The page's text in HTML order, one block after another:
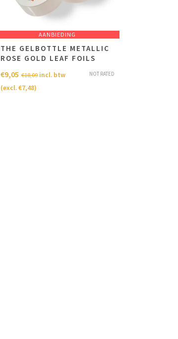
AANBIEDING
THE GELBOTTLE METALLIC
ROSE GOLD LEAF FOILS
NOT RATED
€18,09
€9,05
incl. btw
(excl.€7,48)